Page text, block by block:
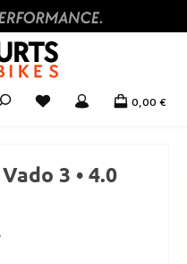
0,00 €
3 • 4.0